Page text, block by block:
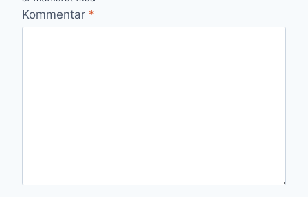
Kommentar *